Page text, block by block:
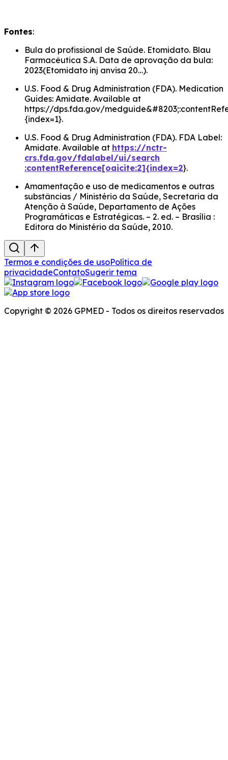
Fontes:
Bula do profissional de Saúde. Etomidato. Blau
Farmacêutica S.A. Data de aprovação da bula:
2023​(Etomidato inj anvisa 20…).
U.S. Food & Drug Administration (FDA). Medication
Guides: Amidate. Available at
https://dps.fda.gov/
{index=1}.
U.S. Food & Drug Administration (FDA). FDA Label:
Amidate. Available at https://nctr-
crs.fda.gov/fdalabel/ui/search​
:contentReference[oaicite:2]{index=2}.
Amamentação e uso de medicamentos e outras
substâncias / Ministério da Saúde, Secretaria da
Atenção à Saúde, Departamento de Ações
Programáticas e Estratégicas. – 2. ed. – Brasília :
Editora do Ministério da Saúde, 2010.
Termos e condições de usoPolítica de
privacidadeContatoSugerir tema
Copyright © 2026 GPMED - Todos os direitos reservados